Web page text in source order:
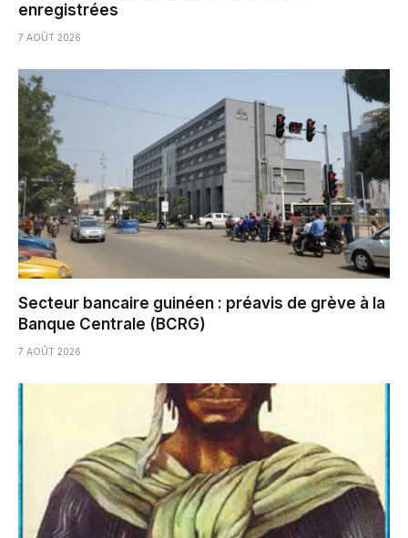
enregistrées
7 AOÛT 2026
Secteur bancaire guinéen : préavis de grève à la
Banque Centrale (BCRG)
7 AOÛT 2026